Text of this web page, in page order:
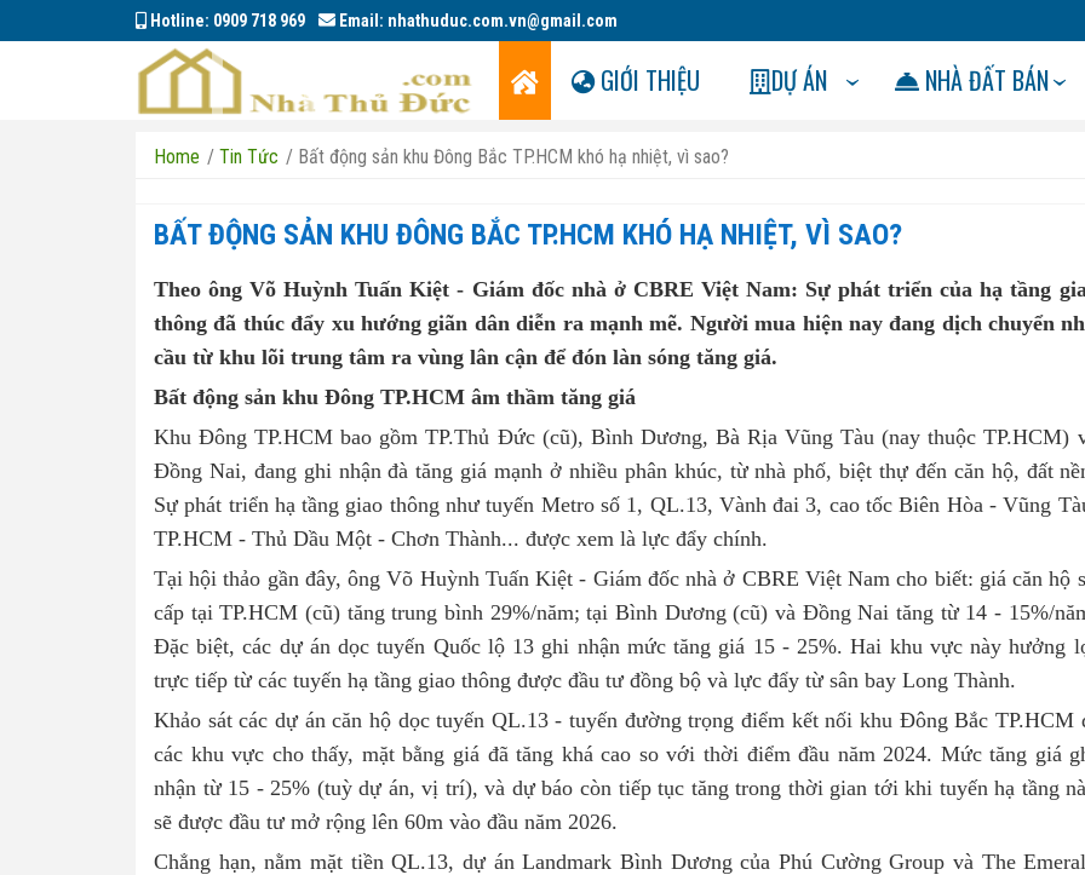
Hotline: 0909 718 969 Email: nhathuduc.com.vn@gmail.com
GIỚI THIỆU DỰ ÁN NHÀ ĐẤT BÁN
Home / Tin Tức / Bất động sản khu Đông Bắc TP.HCM khó hạ nhiệt, vì sao?
BẤT ĐỘNG SẢN KHU ĐÔNG BẮC TP.HCM KHÓ HẠ NHIỆT, VÌ SAO?
Theo ông Võ Huỳnh Tuấn Kiệt - Giám đốc nhà ở CBRE Việt Nam: Sự phát triển của hạ tầng
thông đã thúc đẩy xu hướng giãn dân diễn ra mạnh mẽ. Người mua hiện nay đang dịch chuyển
cầu từ khu lõi trung tâm ra vùng lân cận để đón làn sóng tăng giá.
Bất động sản khu Đông TP.HCM âm thầm tăng giá
Khu Đông TP.HCM bao gồm TP.Thủ Đức (cũ), Bình Dương, Bà Rịa Vũng Tàu (nay thuộc TP.HCM)
Đồng Nai, đang ghi nhận đà tăng giá mạnh ở nhiều phân khúc, từ nhà phố, biệt thự đến căn hộ, đất
Sự phát triển hạ tầng giao thông như tuyến Metro số 1, QL.13, Vành đai 3, cao tốc Biên Hòa - Vũng
TP.HCM - Thủ Dầu Một - Chơn Thành... được xem là lực đẩy chính.
Tại hội thảo gần đây, ông Võ Huỳnh Tuấn Kiệt - Giám đốc nhà ở CBRE Việt Nam cho biết: giá căn hộ
cấp tại TP.HCM (cũ) tăng trung bình 29%/năm; tại Bình Dương (cũ) và Đồng Nai tăng từ 14 - 15%/
Đặc biệt, các dự án dọc tuyến Quốc lộ 13 ghi nhận mức tăng giá 15 - 25%. Hai khu vực này hưởng
trực tiếp từ các tuyến hạ tầng giao thông được đầu tư đồng bộ và lực đẩy từ sân bay Long Thành.
Khảo sát các dự án căn hộ dọc tuyến QL.13 - tuyến đường trọng điểm kết nối khu Đông Bắc TP.HCM
các khu vực cho thấy, mặt bằng giá đã tăng khá cao so với thời điểm đầu năm 2024. Mức tăng giá
nhận từ 15 - 25% (tuỳ dự án, vị trí), và dự báo còn tiếp tục tăng trong thời gian tới khi tuyến hạ tầng
sẽ được đầu tư mở rộng lên 60m vào đầu năm 2026.
Chẳng hạn, nằm mặt tiền QL.13, dự án Landmark Bình Dương của Phú Cường Group và The